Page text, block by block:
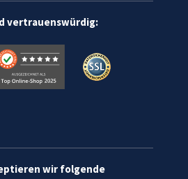
vertrauenswürdig:
wir folgende